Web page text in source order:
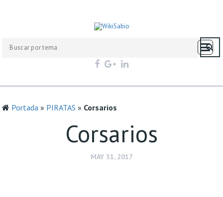
Portada » PIRATAS » Corsarios
Corsarios
MAY 31, 2017